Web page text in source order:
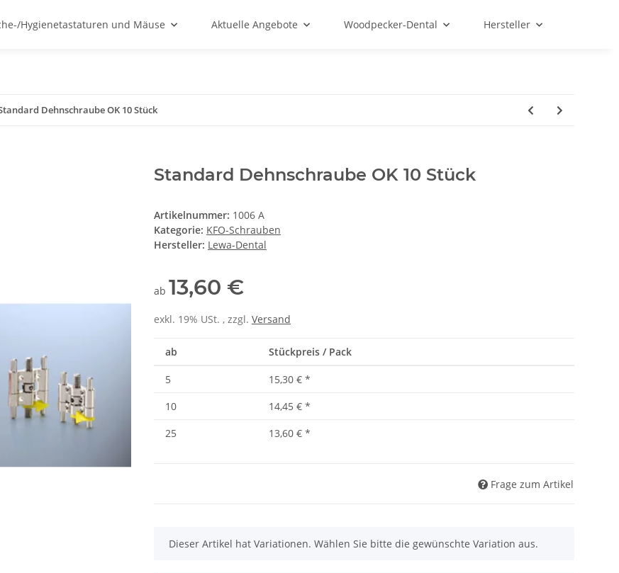
Hygienetastaturen und Mäuse Aktuelle Angebote Woodpecker-Dental Hersteller
Dehnschraube OK 10 Stück
Standard Dehnschraube OK 10 Stück
Artikelnummer: 1006 A
Kategorie: KFO-Schrauben
Hersteller: Lewa-Dental
ab 13,60 €
exkl. 19% USt. , zzgl. Versand
ab Stückpreis / Pack
5 15,30 € *
10
14,45 € *
25
13,60 € *
Frage zum Artikel
x
Dieser Artikel hat Variationen. Wählen Sie bitte die gewünschte Variation aus.